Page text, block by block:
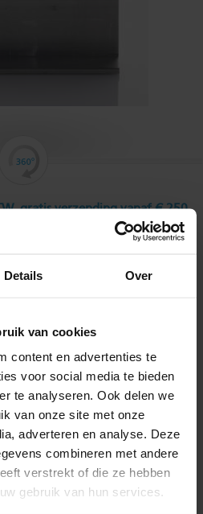
Details Over
van cookies
content en advertenties te
voor social media te bieden
te analyseren. Ook delen we
van onze site met onze
adverteren en analyse. Deze
combineren met andere
verstrekt of die ze hebben
gebruik van hun services.
gratis verzending vanaf € 250
40 x 40 x 3 mm
EN755-1/2
mm)
lengtetolerantie